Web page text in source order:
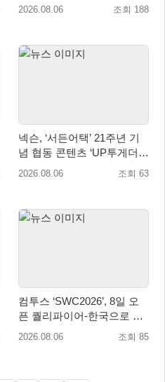
트’ 출시
2026.08.06 조회 188
넥슨, ‘서든어택’ 21주년 기
념 협동 콘텐츠 ‘UP투게더’
업데이트
2026.08.06 조회 63
컴투스 ‘SWC2026’, 8일 오
픈 퀄리파이어-한국으로 시
즌 개막!
2026.08.06 조회 85